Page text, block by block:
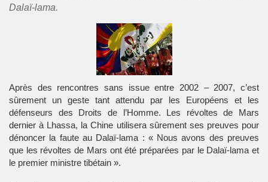
Dalaï-lama.
Après des rencontres sans issue entre 2002 – 2007, c’est
sûrement un geste tant attendu par les Européens et les
défenseurs des Droits de l’Homme. Les révoltes de Mars
dernier à Lhassa, la Chine utilisera sûrement ses preuves pour
dénoncer la faute au Dalaï-lama : « Nous avons des preuves
que les révoltes de Mars ont été préparées par le Dalaï-lama et
le premier ministre tibétain ».